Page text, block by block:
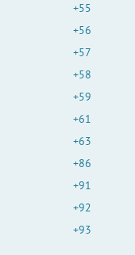
+55
+56
+57
+58
+59
+61
+63
+86
+91
+92
+93